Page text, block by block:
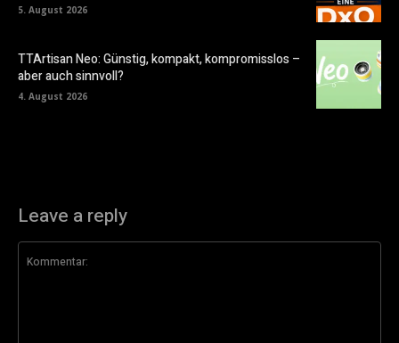
5. August 2026
TTArtisan Neo: Günstig, kompakt, kompromisslos –
aber auch sinnvoll?
4. August 2026
Leave a reply